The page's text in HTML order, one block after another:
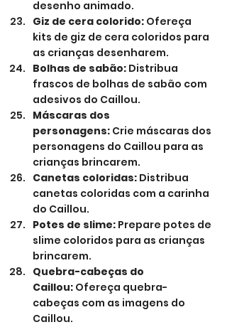
desenho animado.
Giz de cera colorido: Ofereça
kits de giz de cera coloridos para
as crianças desenharem.
Bolhas de sabão: Distribua
frascos de bolhas de sabão com
adesivos do Caillou.
Máscaras dos
personagens: Crie máscaras dos
personagens do Caillou para as
crianças brincarem.
Canetas coloridas: Distribua
canetas coloridas com a carinha
do Caillou.
Potes de slime: Prepare potes de
slime coloridos para as crianças
brincarem.
Quebra-cabeças do
Caillou: Ofereça quebra-
cabeças com as imagens do
Caillou.